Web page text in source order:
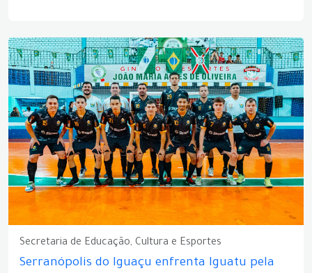
Secretaria de Educação, Cultura e Esportes
Serranópolis do Iguaçu enfrenta Iguatu pela